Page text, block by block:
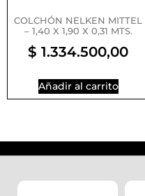
COLCHÓN NELKEN MITTEL
– 1,40 X 1,90 X 0,31 MTS.
$ 1.334.500,00
Añadir al carrito